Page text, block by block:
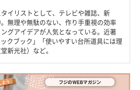
イリストとして、テレビや雑誌、新
無理や無駄のない、作り手重視の効率
グアイデアが人気となっている。近著
クブック」「使いやすい台所道具には理
新光社）など。